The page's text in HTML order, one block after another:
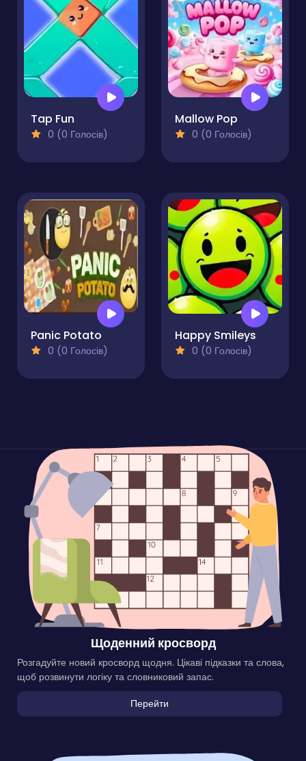
Tap Fun
0 (0 Голосів)
Mallow Pop
0 (0 Голосів)
Panic Potato
0 (0 Голосів)
Happy Smileys
0 (0 Голосів)
Щоденний кросворд
Розгадуйте новий кросворд щодня. Цікаві підказки та слова,
щоб розвинути логіку та словниковий запас.
Перейти